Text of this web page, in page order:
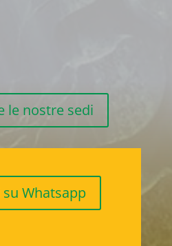
le nostre sedi
Whatsapp